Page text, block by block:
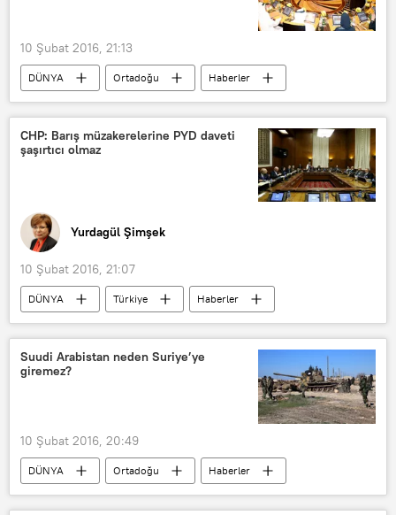
10 Şubat 2016, 21:13
DÜNYA Ortadoğu
Haberler
Birleşik Arap Emirlikleri
Muhammed bin Raşid Al Maktum
Kabine değişlikliği
CHP: Barış müzakerelerine PYD daveti
şaşırtıcı olmaz
Yurdagül Şimşek
10 Şubat 2016, 21:07
DÜNYA Türkiye
Haberler
TÜRKİYE
ABD
Rusya
John Kirby
Recep Tayyip Erdoğan
Erdoğan Toprak
Suudi Arabistan neden Suriye’ye
giremez?
10 Şubat 2016, 20:49
DÜNYA Ortadoğu
Haberler
Suriye
Suudi Arabistan
ABD